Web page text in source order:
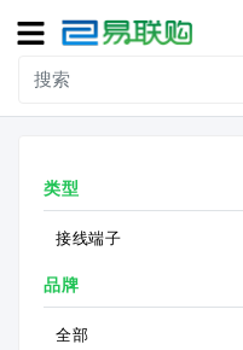
导
航
接线端子
冷压端头
联系我们
用户中心
类型
接线端子
品牌
全部